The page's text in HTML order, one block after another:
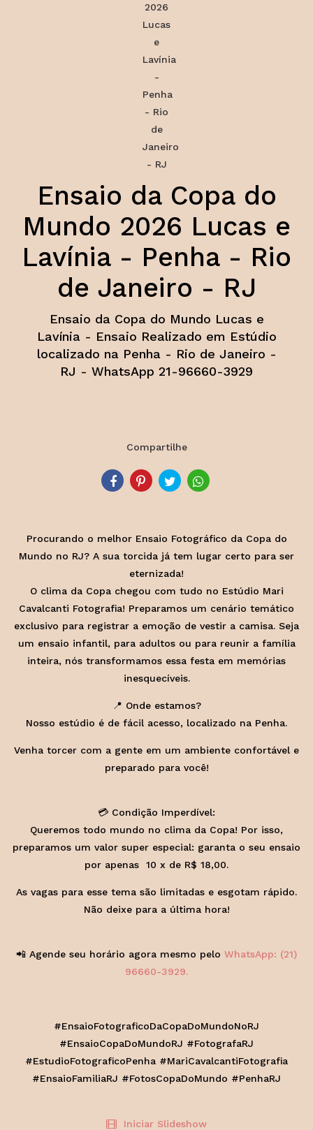
Ensaio da Copa do
Mundo 2026 Lucas e
Lavínia - Penha - Rio
de Janeiro - RJ
Ensaio da Copa do Mundo Lucas e
Lavínia - Ensaio Realizado em Estúdio
localizado na Penha - Rio de Janeiro -
RJ - WhatsApp 21-96660-3929
Compartilhe
Procurando o melhor Ensaio Fotográfico da Copa do
Mundo no RJ? A sua torcida já tem lugar certo para ser
eternizada!
O clima da Copa chegou com tudo no Estúdio Mari
Cavalcanti Fotografia! Preparamos um cenário temático
exclusivo para registrar a emoção de vestir a camisa. Seja
um ensaio infantil, para adultos ou para reunir a família
inteira, nós transformamos essa festa em memórias
inesquecíveis.
📍 Onde estamos?
Nosso estúdio é de fácil acesso, localizado na Penha.
Venha torcer com a gente em um ambiente confortável e
preparado para você!
💳 Condição Imperdível:
Queremos todo mundo no clima da Copa! Por isso,
preparamos um valor super especial: garanta o seu ensaio
por apenas 10 x de R$ 18,00.
As vagas para esse tema são limitadas e esgotam rápido.
Não deixe para a última hora!
📲 Agende seu horário agora mesmo pelo WhatsApp: (21)
96660-3929.
#EnsaioFotograficoDaCopaDoMundoNoRJ
#EnsaioCopaDoMundoRJ #FotografaRJ
#EstudioFotograficoPenha #MariCavalcantiFotografia
#EnsaioFamiliaRJ #FotosCopaDoMundo #PenhaRJ
Iniciar Slideshow